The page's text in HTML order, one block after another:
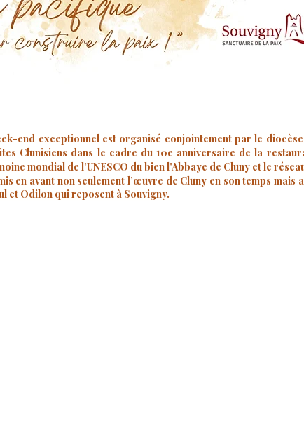
end exceptionnel est organisé conjointement par le
Clunisiens dans le cadre du 10e anniversaire de la
mondial de l’UNESCO du bien l'Abbaye de Cluny et le
en avant non seulement l’œuvre de Cluny en son temps
et Odilon qui reposent à Souvigny.